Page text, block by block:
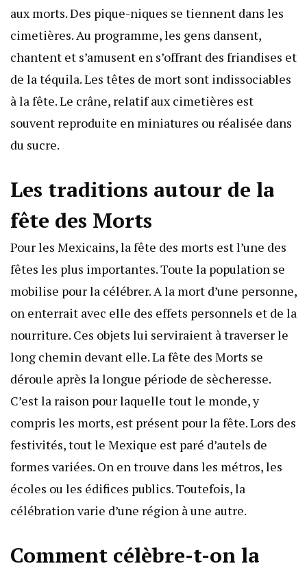
aux morts. Des pique-niques se tiennent dans les
cimetières. Au programme, les gens dansent,
chantent et s’amusent en s’offrant des friandises et
de la téquila. Les têtes de mort sont indissociables
à la fête. Le crâne, relatif aux cimetières est
souvent reproduite en miniatures ou réalisée dans
du sucre.
Les traditions autour de la
fête des Morts
Pour les Mexicains, la fête des morts est l’une des
fêtes les plus importantes. Toute la population se
mobilise pour la célébrer. A la mort d’une personne,
on enterrait avec elle des effets personnels et de la
nourriture. Ces objets lui serviraient à traverser le
long chemin devant elle. La fête des Morts se
déroule après la longue période de sècheresse.
C’est la raison pour laquelle tout le monde, y
compris les morts, est présent pour la fête. Lors des
festivités, tout le Mexique est paré d’autels de
formes variées. On en trouve dans les métros, les
écoles ou les édifices publics. Toutefois, la
célébration varie d’une région à une autre.
Comment célèbre-t-on la